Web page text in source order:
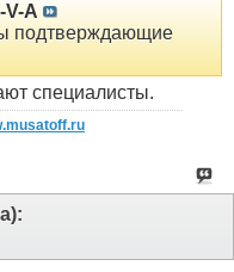
A
подтверждающие
специалисты.